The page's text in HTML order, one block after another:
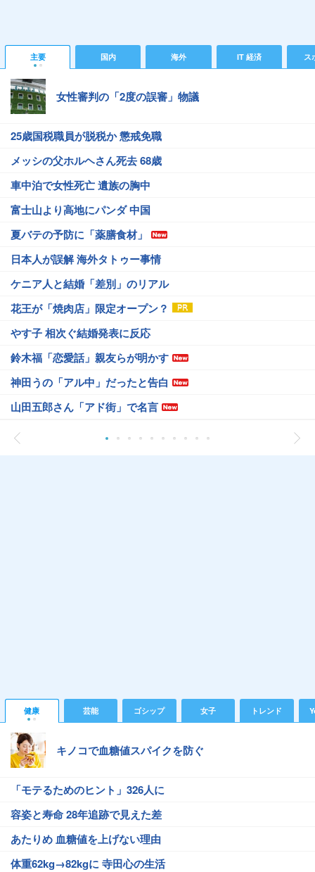
主要 国内 海外 IT 経済 ス
女性審判の「2度の誤審」物議
25歳国税職員が脱税か 懲戒免職
メッシの父ホルヘさん死去 68歳
車中泊で女性死亡 遺族の胸中
富士山より高地にパンダ 中国
夏バテの予防に「薬膳食材」
日本人が誤解 海外タトゥー事情
ケニア人と結婚「差別」のリアル
花王が「焼肉店」限定オープン？
やす子 相次ぐ結婚発表に反応
鈴木福「恋愛話」親友らが明かす
神田うの「アル中」だったと告白
山田五郎さん「アド街」で名言
健康 芸能 ゴシップ 女子 トレンド
キノコで血糖値スパイクを防ぐ
「モテるためのヒント」326人に
容姿と寿命 28年追跡で見えた差
あたりめ 血糖値を上げない理由
体重62kg→82kgに 寺田心の生活